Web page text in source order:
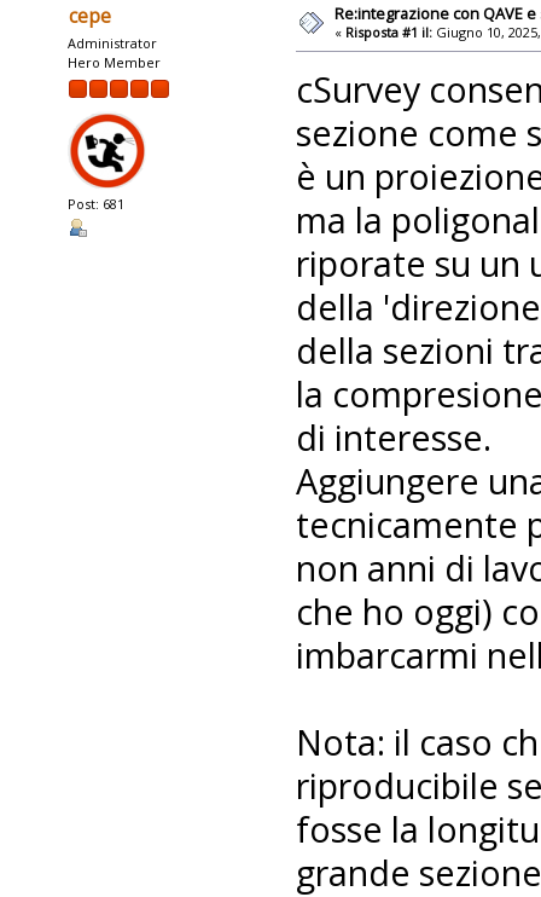
cepe
Administrator
Hero Member
Post: 681
Re:integrazione con QAVE
« Risposta #1 il: Giugno 10,
cSurvey
sezione come
è un
ma la
riporate su un
della
della sezioni
la
di interesse.
Aggiungere
tecnicamente
non anni di
che ho oggi)
imbarcarmi
Nota: il caso
riproducibile
fosse la
grande